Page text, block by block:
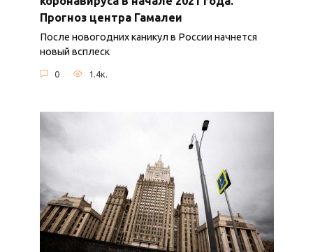
Прогноз центра Гамалеи
После новогодних каникул в России начнется
новый всплеск
0 1.4к.